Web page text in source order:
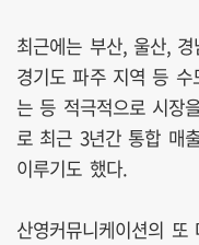
최근에는 부산, 울산,
경기도 파주 지역 등
는 등 적극적으로 시장
로 최근 3년간 통합 매
이루기도 했다.
산영커뮤니케이션의